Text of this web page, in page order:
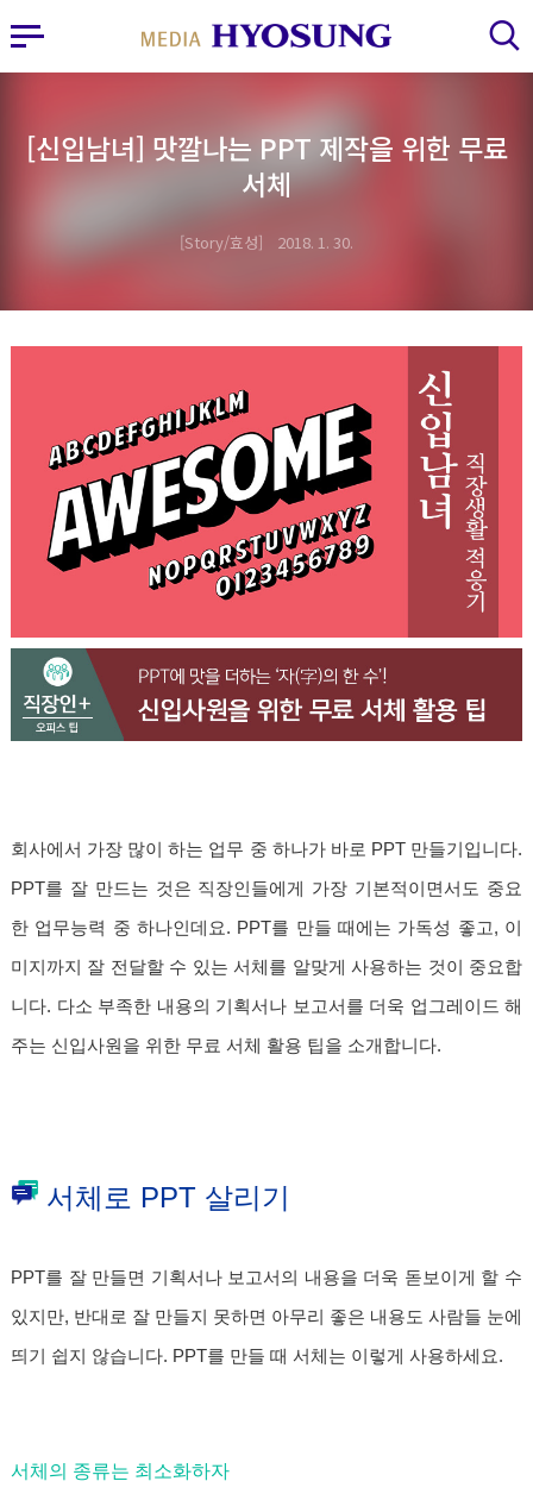
MY FRIEND HYOSUNG
사이드바 열기 검색 레이어 열기
[신입남녀] 맛깔나는 PPT 제작을 위한 무료
서체
Story/효성 2018. 1. 30.
회사에서 가장 많이 하는 업무 중 하나가 바로 PPT 만들기입니다.
PPT를 잘 만드는 것은 직장인들에게 가장 기본적이면서도 중요
한 업무능력 중 하나인데요. PPT를 만들 때에는 가독성 좋고, 이
미지까지 잘 전달할 수 있는 서체를 알맞게 사용하는 것이 중요합
니다. 다소 부족한 내용의 기획서나 보고서를 더욱 업그레이드 해
주는 신입사원을 위한 무료 서체 활용 팁을 소개합니다.
서체로 PPT 살리기
PPT를 잘 만들면 기획서나 보고서의 내용을 더욱 돋보이게 할 수
있지만, 반대로 잘 만들지 못하면 아무리 좋은 내용도 사람들 눈에
띄기 쉽지 않습니다. PPT를 만들 때 서체는 이렇게 사용하세요.
서체의 종류는 최소화하자